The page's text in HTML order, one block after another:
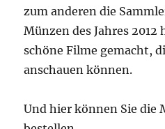
zum anderen die
Münzen des Jahres
schöne Filme gemacht,
anschauen können.
Und hier können Sie die